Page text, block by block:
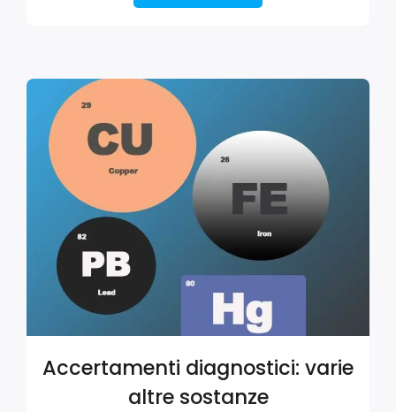
Accertamenti diagnostici: varie
altre sostanze